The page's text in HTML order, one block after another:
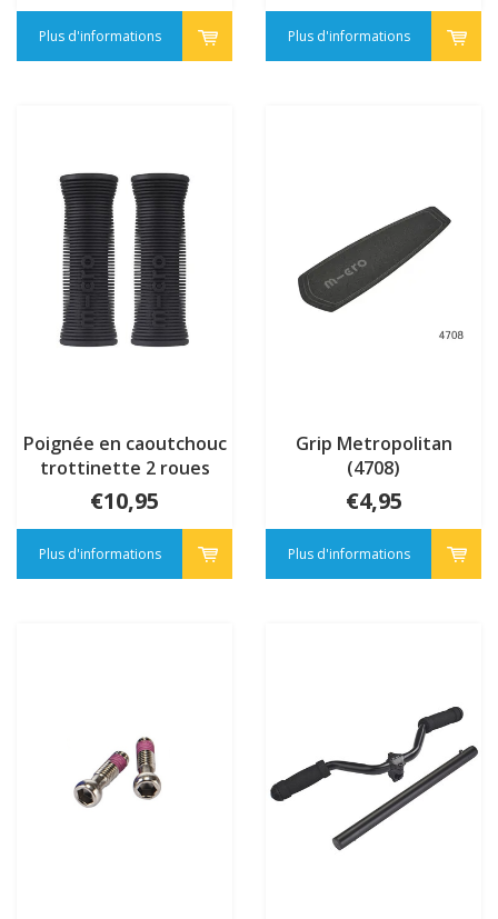
Plus d'informations Plus d'informations
Poignée en caoutchouc
trottinette 2 roues
(4131)
€10,95
Plus d'informations
Grip Metropolitan
(4708)
€4,95
Plus d'informations